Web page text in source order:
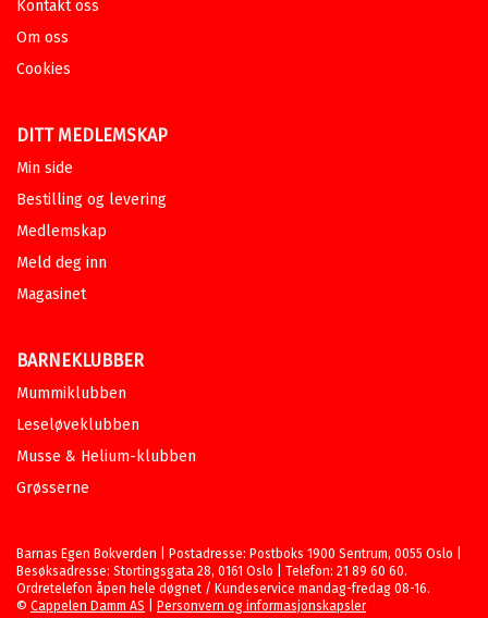
Kontakt oss
Om oss
Cookies
DITT MEDLEMSKAP
Min side
Bestilling og levering
Medlemskap
Meld deg inn
Magasinet
BARNEKLUBBER
Mummiklubben
Leseløveklubben
Musse & Helium-klubben
Grøsserne
Barnas Egen Bokverden | Postadresse: Postboks 1900 Sentrum, 0055 Oslo |
Besøksadresse: Stortingsgata 28, 0161 Oslo | Telefon: 21 89 60 60.
Ordretelefon åpen hele døgnet / Kundeservice mandag-fredag 08-16.
© Cappelen Damm AS Personvern og informasjonskapsler